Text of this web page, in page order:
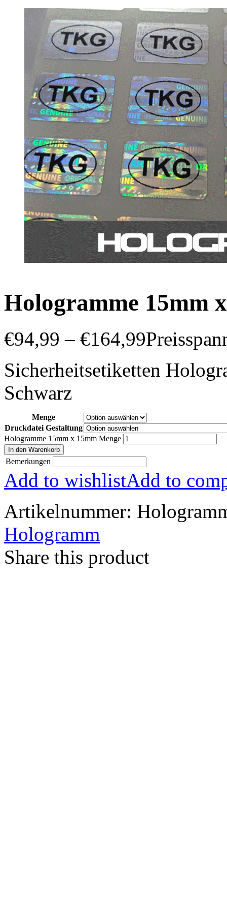
Hologramme 15mm
€94,99 – €164,99
Sicherheitsetiketten
Schwarz
Menge
Druckdatei Gestaltung
Hologramme 15mm x 15mm Menge
In den Warenkorb
Bemerkungen
Add to wishlistAdd to
Artikelnummer:
Hologramm
Share this product